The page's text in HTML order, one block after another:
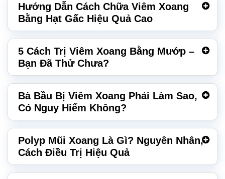
Hướng Dẫn Cách Chữa Viêm Xoang
Bằng Hạt Gấc Hiệu Quả Cao
5 Cách Trị Viêm Xoang Bằng Mướp –
Bạn Đã Thử Chưa?
Bà Bầu Bị Viêm Xoang Phải Làm Sao,
Có Nguy Hiểm Không?
Polyp Mũi Xoang Là Gì? Nguyên Nhân,
Cách Điều Trị Hiệu Quả